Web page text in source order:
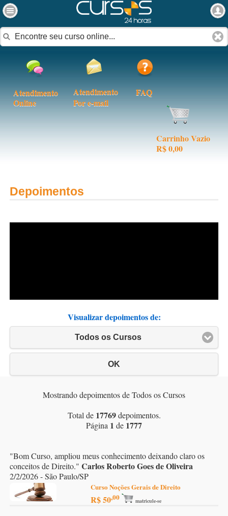
Atendimento
Online
Atendimento
Por e-mail
FAQ
Carrinho Vazio
R$ 0,00
Depoimentos
Visualizar depoimentos de:
Todos os Cursos
OK
Mostrando depoimentos de Todos os Cursos
Total de 17769depoimentos.
Página 1 de 1777
"Bom Curso, ampliou meus conhecimento deixando claro os
conceitos de Direito." Carlos Roberto Goes de Oliveira
2/2/2026 - São Paulo/SP
Curso Noções Gerais de Direito
R$ 50,00 matricule-se